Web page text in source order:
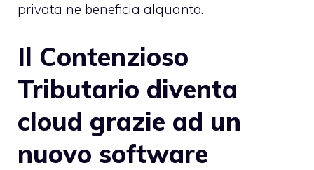
privata ne beneficia alquanto.
Il Contenzioso
Tributario diventa
cloud grazie ad un
nuovo software